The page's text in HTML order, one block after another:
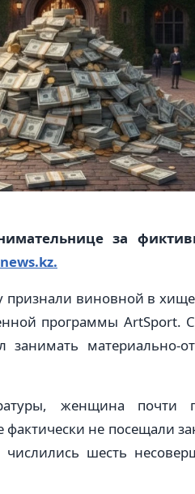
за
признали виновной в
программы ArtSport.
материально-
женщина почти
не посещали
числились шесть